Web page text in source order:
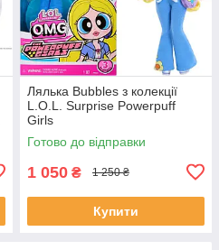
Лялька Bubbles з колекції
L.O.L. Surprise Powerpuff
Girls
Готово до відправки
1 050 ₴ 1 250 ₴
Купити